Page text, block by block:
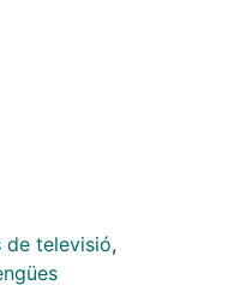
de televisió,